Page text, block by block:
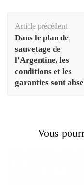
d'article
Article précédent
Dans le plan de
sauvetage de
l'Argentine, les
conditions et les
garanties sont
Vous